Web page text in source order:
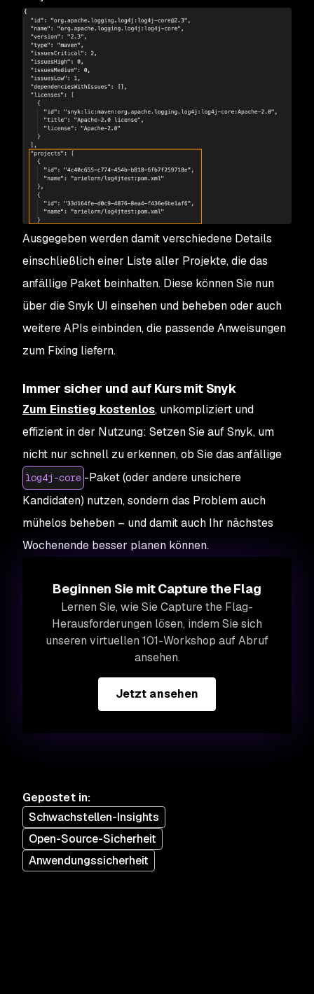
Ausgegeben werden damit verschiedene Details
einschließlich einer Liste aller Projekte, die das
anfällige Paket beinhalten. Diese können Sie nun
über die Snyk UI einsehen und beheben oder auch
weitere APIs einbinden, die passende Anweisungen
zum Fixing liefern.
Immer sicher und auf Kurs mit Snyk
Zum Einstieg kostenlos, unkompliziert und
effizient in der Nutzung: Setzen Sie auf Snyk, um
nicht nur schnell zu erkennen, ob Sie das anfällige
log4j-core -Paket (oder andere unsichere
Kandidaten) nutzen, sondern das Problem auch
mühelos beheben – und damit auch Ihr nächstes
Wochenende besser planen können.
Beginnen Sie mit Capture the Flag
Lernen Sie, wie Sie Capture the Flag-
Herausforderungen lösen, indem Sie sich
unseren virtuellen 101-Workshop auf Abruf
ansehen.
Jetzt ansehen
Gepostet in:
Schwachstellen-Insights
Open-Source-Sicherheit
Anwendungssicherheit